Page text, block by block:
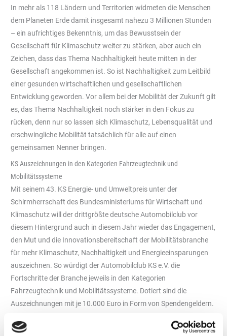
In mehr als 118 Ländern und Territorien widmeten die Menschen
dem Planeten Erde damit insgesamt nahezu 3 Millionen Stunden
– ein aufrichtiges Bekenntnis, um das Bewusstsein der
Gesellschaft für Klimaschutz weiter zu stärken, aber auch ein
Zeichen, dass das Thema Nachhaltigkeit heute mitten in der
Gesellschaft angekommen ist. So ist Nachhaltigkeit zum Leitbild
einer gesunden wirtschaftlichen und gesellschaftlichen
Entwicklung geworden. Vor allem bei der Mobilität der Zukunft gilt
es, das Thema Nachhaltigkeit noch stärker in den Fokus zu
rücken, denn nur so lassen sich Klimaschutz, Lebensqualität und
erschwingliche Mobilität tatsächlich für alle auf einen
gemeinsamen Nenner bringen.
KS Auszeichnungen in den Kategorien Fahrzeugtechnik und
Mobilitätssysteme
Mit seinem 43. KS Energie- und Umweltpreis unter der
Schirmherrschaft des Bundesministeriums für Wirtschaft und
Klimaschutz will der drittgrößte deutsche Automobilclub vor
diesem Hintergrund auch in diesem Jahr wieder das Engagement,
den Mut und die Innovationsbereitschaft der Mobilitätsbranche
für mehr Klimaschutz, Nachhaltigkeit und Energieeinsparungen
auszeichnen. So würdigt der Automobilclub KS e.V. die
Fortschritte der Branche jeweils in den Kategorien
Fahrzeugtechnik und Mobilitätssysteme. Dotiert sind die
Auszeichnungen mit je 10.000 Euro in Form von Spendengeldern.
Linie aus der Pkw-, Motorrad- oder Nutzfahrzeugbranche sowie